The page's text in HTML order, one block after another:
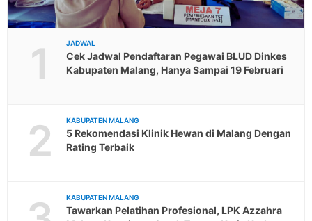
1 JADWAL
Cek Jadwal Pendaftaran Pegawai BLUD Dinkes
Kabupaten Malang, Hanya Sampai 19 Februari
2 KABUPATEN MALANG
5 Rekomendasi Klinik Hewan di Malang Dengan
Rating Terbaik
KABUPATEN MALANG
Tawarkan Pelatihan Profesional, LPK Azzahra